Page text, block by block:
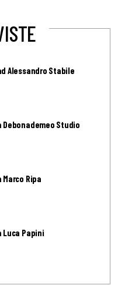
Alessandro Stabile
Studio
Ripa
Papini